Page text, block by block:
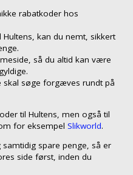
rabatkoder hos
kan du nemt, sikkert
så du altid kan være
skal søge forgæves rundt på
til Hultens, men også til
for eksempel Slikworld.
spare penge, så er
side først, inden du